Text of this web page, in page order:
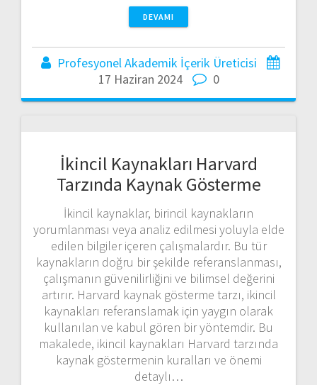
DEVAMI
Profesyonel Akademik İçerik Üreticisi
17 Haziran 2024
0
İkincil Kaynakları Harvard
Tarzında Kaynak Gösterme
İkincil kaynaklar, birincil kaynakların
yorumlanması veya analiz edilmesi yoluyla elde
edilen bilgiler içeren çalışmalardır. Bu tür
kaynakların doğru bir şekilde referanslanması,
çalışmanın güvenilirliğini ve bilimsel değerini
artırır. Harvard kaynak gösterme tarzı, ikincil
kaynakları referanslamak için yaygın olarak
kullanılan ve kabul gören bir yöntemdir. Bu
makalede, ikincil kaynakları Harvard tarzında
kaynak göstermenin kuralları ve önemi
detaylı…